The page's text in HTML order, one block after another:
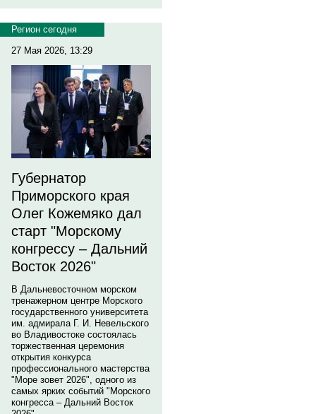
Регион сегодня
27 Мая 2026, 13:29
Губернатор
Приморского края
Олег Кожемяко дал
старт "Морскому
конгрессу – Дальний
Восток 2026"
В Дальневосточном морском
тренажерном центре Морского
государственного университета
им. адмирала Г. И. Невельского
во Владивостоке состоялась
торжественная церемония
открытия конкурса
профессионального мастерства
"Море зовет 2026", одного из
самых ярких событий "Морского
конгресса – Дальний Восток